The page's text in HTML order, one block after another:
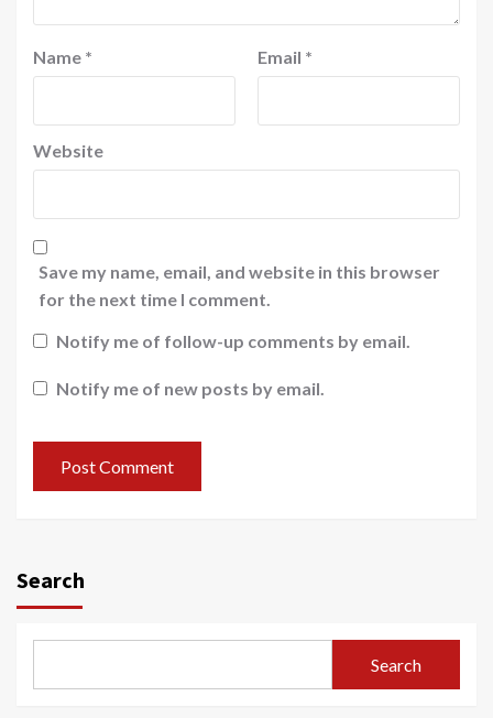
Name * Email *
Website
Save my name, email, and website in this browser
for the next time I comment.
Notify me of follow-up comments by email.
Notify me of new posts by email.
Search
Search